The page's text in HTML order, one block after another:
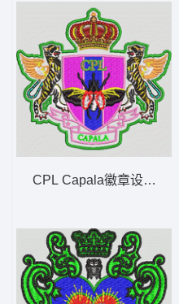
CPL Capala徽章设计 章标